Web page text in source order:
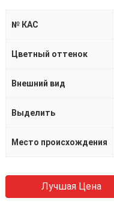
№ КАС
Цветный оттенок
Внешний вид
Выделить
Место происхождения
Лучшая Цена